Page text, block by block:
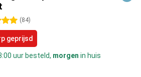
(84)
geprijsd
uur besteld, morgen in huis